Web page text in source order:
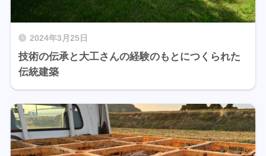
2024年3月25日
技術の伝承と大工さんの経験のもとにつくられた
伝統建築